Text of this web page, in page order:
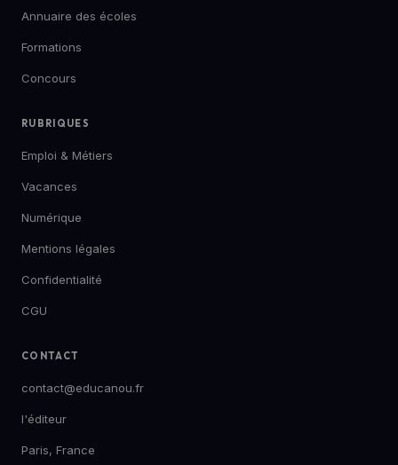
Annuaire des écoles
Formations
Concours
RUBRIQUES
Emploi & Métiers
Vacances
Numérique
Mentions légales
Confidentialité
CGU
CONTACT
contact@educanou.fr
l'éditeur
Paris, France